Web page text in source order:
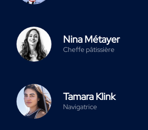
Nina Métayer
Cheffe pâtissière
Tamara Klink
Navigatrice